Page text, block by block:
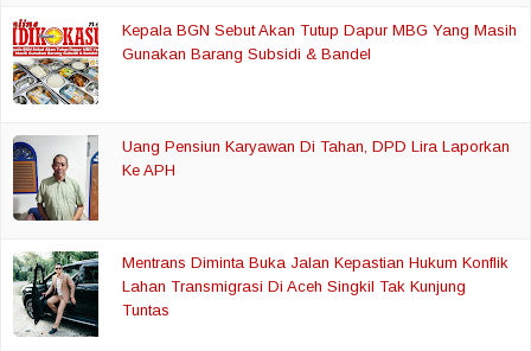
Kepala BGN Sebut Akan Tutup Dapur MBG Yang Masih
Gunakan Barang Subsidi & Bandel
Uang Pensiun Karyawan Di Tahan, DPD Lira Laporkan
Ke APH
Mentrans Diminta Buka Jalan Kepastian Hukum Konflik
Lahan Transmigrasi Di Aceh Singkil Tak Kunjung
Tuntas